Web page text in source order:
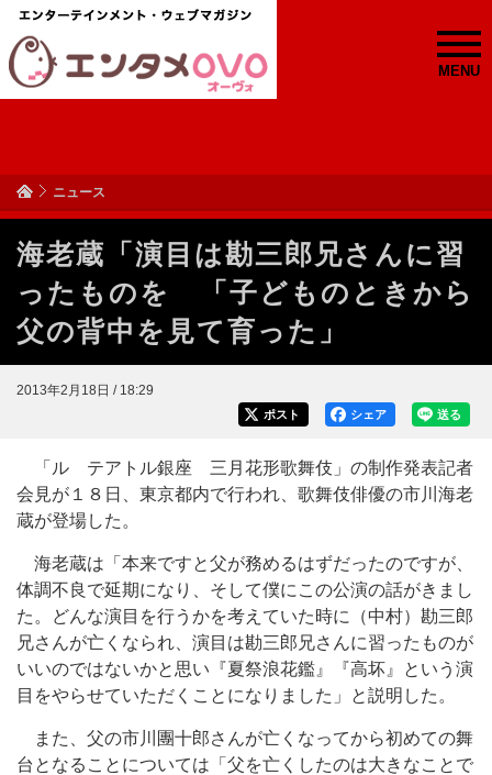
MENU
ニュース
海老蔵「演目は勘三郎兄さんに習
ったものを 「子どものときから
父の背中を見て育った」
2013年2月18日 / 18:29
送る
シェア
ポスト
「ル テアトル銀座 三月花形歌舞伎」の制作発表記者
会見が１８日、東京都内で行われ、歌舞伎俳優の市川海老
蔵が登場した。
海老蔵は「本来ですと父が務めるはずだったのですが、
体調不良で延期になり、そして僕にこの公演の話がきまし
た。どんな演目を行うかを考えていた時に（中村）勘三郎
兄さんが亡くなられ、演目は勘三郎兄さんに習ったものが
いいのではないかと思い『夏祭浪花鑑』『高坏』という演
目をやらせていただくことになりました」と説明した。
また、父の市川團十郎さんが亡くなってから初めての舞
台となることについては「父を亡くしたのは大きなことで